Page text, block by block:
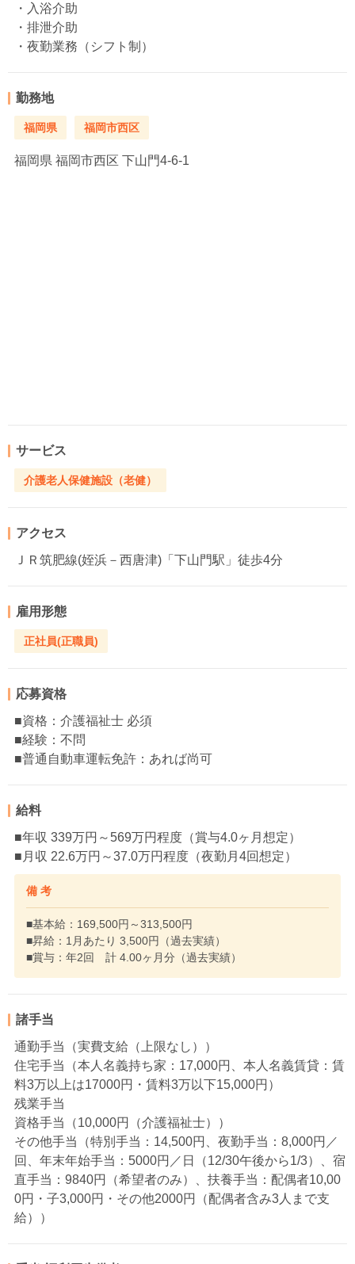
・入浴介助
・排泄介助
・夜勤業務（シフト制）
勤務地
福岡県 福岡市西区
福岡県 福岡市西区 下山門4-6-1
サービス
介護老人保健施設（老健）
アクセス
ＪＲ筑肥線(姪浜－西唐津)「下山門駅」徒歩4分
雇用形態
正社員(正職員)
応募資格
■資格：介護福祉士 必須
■経験：不問
■普通自動車運転免許：あれば尚可
給料
■年収 339万円～569万円程度（賞与4.0ヶ月想定）
■月収 22.6万円～37.0万円程度（夜勤月4回想定）
備 考
■基本給：169,500円～313,500円
■昇給：1月あたり 3,500円（過去実績）
■賞与：年2回 計 4.00ヶ月分（過去実績）
諸手当
通勤手当（実費支給（上限なし））
住宅手当（本人名義持ち家：17,000円、本人名義賃貸：賃
料3万以上は17000円・賃料3万以下15,000円）
残業手当
資格手当（10,000円（介護福祉士））
その他手当（特別手当：14,500円、夜勤手当：8,000円／
回、年末年始手当：5000円／日（12/30午後から1/3）、宿
直手当：9840円（希望者のみ）、扶養手当：配偶者10,00
0円・子3,000円・その他2000円（配偶者含み3人まで支
給））